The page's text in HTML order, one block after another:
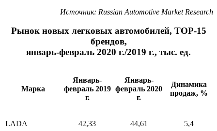
Источник: Russian Automotive Market Research
Рынок новых легковых автомобилей, ТОР-15
брендов,
январь-февраль 2020 г./2019 г., тыс. ед.
Марка
Январь-
февраль 2019
г.
Январь-
февраль 2020
г.
Динамика
продаж, %
LADA 42,33 44,61 5,4